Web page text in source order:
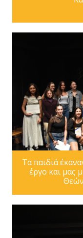
Τα παιδιά
έργο και μας